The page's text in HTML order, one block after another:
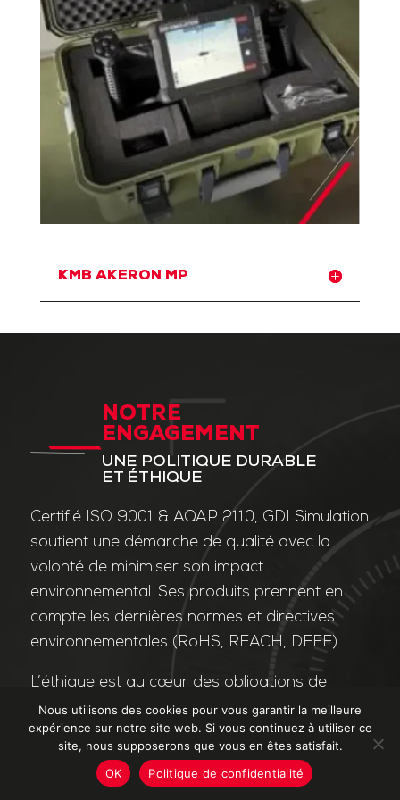
KMB AKERON MP
NOTRE
ENGAGEMENT
UNE POLITIQUE DURABLE
ET ÉTHIQUE
Certifié ISO 9001 & AQAP 2110, GDI Simulation
soutient une démarche de qualité avec la
volonté de minimiser son impact
environnemental. Ses produits prennent en
compte les dernières normes et directives
environnementales (RoHS, REACH, DEEE).
L’éthique est au cœur des obligations de
l’entreprise et de ses valeurs. Nos affaires
sont conduites dans le strict respect des
différentes lois applicables dans le domaine
de la lutte contre la corruption et le trafic
Nous utilisons des cookies pour vous garantir la meilleure
expérience sur notre site web. Si vous continuez à utiliser ce
site, nous supposerons que vous en êtes satisfait.
OK
Politique de confidentialité